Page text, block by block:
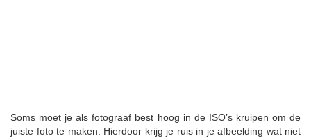
Soms moet je als fotograaf best hoog in de ISO’s kruipen om de
juiste foto te maken. Hierdoor krijg je ruis in je afbeelding wat niet